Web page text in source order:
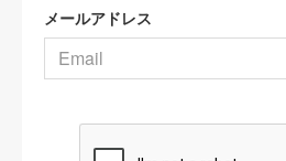
メールアドレス